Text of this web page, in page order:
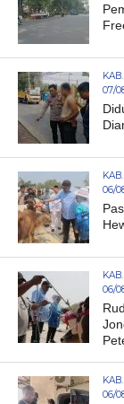
07/
06/
06/
06/